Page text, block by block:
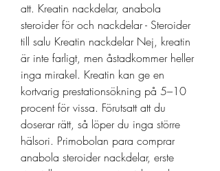
att. Kreatin nackdelar, anabola
steroider för och nackdelar - Steroider
till salu Kreatin nackdelar Nej, kreatin
är inte farligt, men åstadkommer heller
inga mirakel. Kreatin kan ge en
kortvarig prestationsökning på 5–10
procent för vissa. Förutsatt att du
doserar rätt, så löper du inga större
hälsori. Primobolan para comprar
anabola steroider nackdelar, erste